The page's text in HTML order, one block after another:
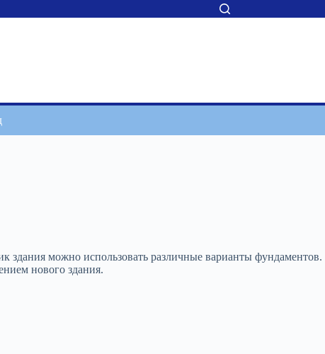
здания можно использовать различные варианты фундаментов.
нового здания.